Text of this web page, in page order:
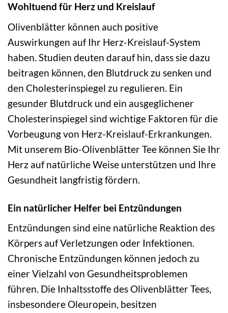
Wohltuend für Herz und Kreislauf
Olivenblätter können auch positive
Auswirkungen auf Ihr Herz-Kreislauf-System
haben. Studien deuten darauf hin, dass sie dazu
beitragen können, den Blutdruck zu senken und
den Cholesterinspiegel zu regulieren. Ein
gesunder Blutdruck und ein ausgeglichener
Cholesterinspiegel sind wichtige Faktoren für die
Vorbeugung von Herz-Kreislauf-Erkrankungen.
Mit unserem Bio-Olivenblätter Tee können Sie Ihr
Herz auf natürliche Weise unterstützen und Ihre
Gesundheit langfristig fördern.
Ein natürlicher Helfer bei Entzündungen
Entzündungen sind eine natürliche Reaktion des
Körpers auf Verletzungen oder Infektionen.
Chronische Entzündungen können jedoch zu
einer Vielzahl von Gesundheitsproblemen
führen. Die Inhaltsstoffe des Olivenblätter Tees,
insbesondere Oleuropein, besitzen